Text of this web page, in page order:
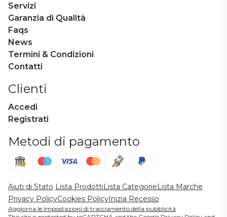
Servizi
Garanzia di Qualità
Faqs
News
Termini & Condizioni
Contatti
Clienti
Accedi
Registrati
Metodi di pagamento
Aiuti di Stato Lista ProdottiLista CategorieLista Marche
Privacy PolicyCookies PolicyInizia Recesso
Aggiorna le impostazioni di tracciamento della pubblicità